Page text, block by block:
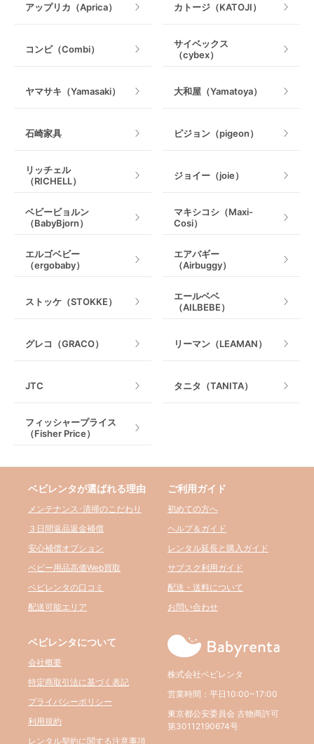
室内遊具
アップリカ（Aprica） カトージ（KATOJI）
コンビ（Combi）
サイベックス
（cybex）
ヤマサキ（Yamasaki） 大和屋（Yamatoya）
石崎家具 ピジョン（pigeon）
リッチェル
（RICHELL）
ジョイー（joie）
ベビービョルン
（BabyBjorn）
マキシコシ（Maxi-
Cosi）
エルゴベビー
（ergobaby）
エアバギー
（Airbuggy）
ストッケ（STOKKE）
エールベベ
（AILBEBE）
グレコ（GRACO） リーマン（LEAMAN）
JTC タニタ（TANITA）
フィッシャープライス
（Fisher Price）
ベビレンタが選ばれる理由
メンテナンス･清掃のこだわり
３日間返品返金補償
安心補償オプション
ベビー用品高価Web買取
ベビレンタの口コミ
配送可能エリア
ご利用ガイド
初めての方へ
ヘルプ＆ガイド
レンタル延長と購入ガイド
サブスク利用ガイド
配送・送料について
お問い合わせ
ベビレンタについて
会社概要
特定商取引法に基づく表記
プライバシーポリシー
利用規約
レンタル契約に関する注意事項
株式会社ベビレンタ
営業時間：平日10:00~17:00
東京都公安委員会 古物商許可
第30112190674号